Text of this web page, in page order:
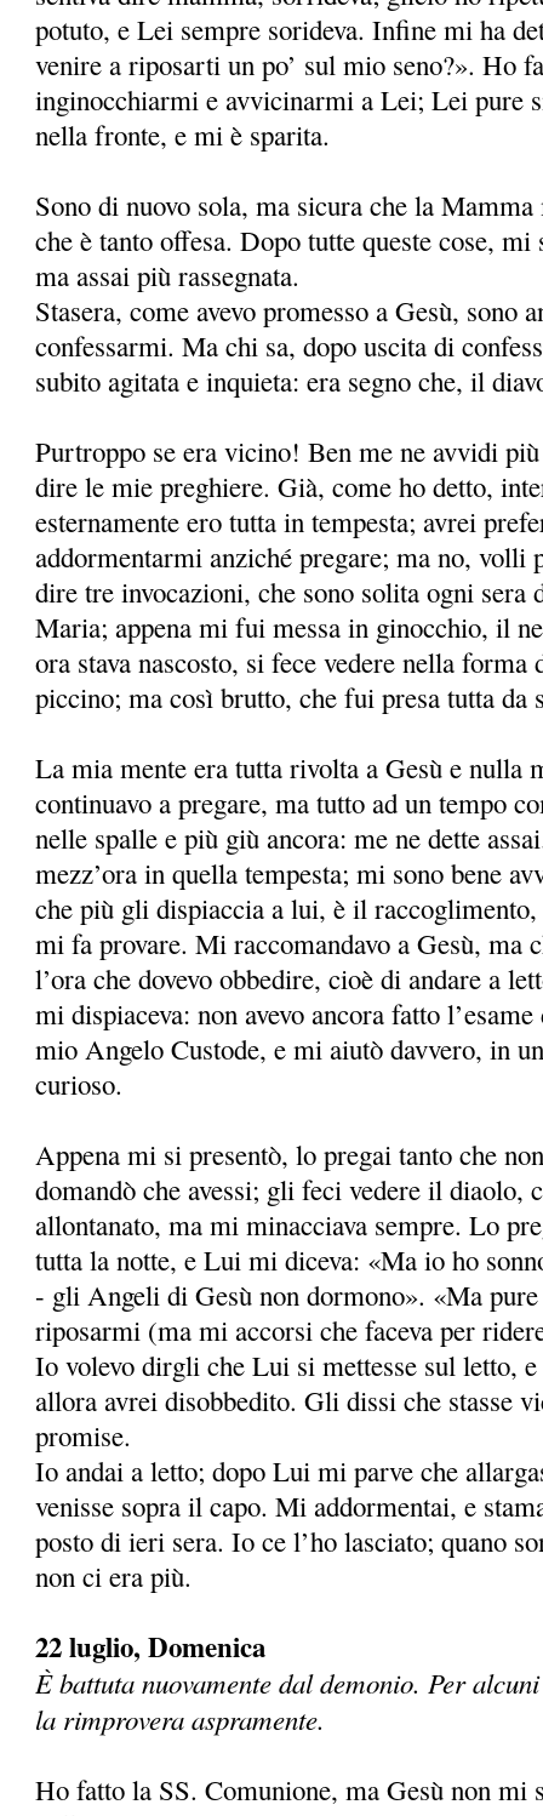
potuto, e Lei sempre sorideva. Infine mi ha
venire a riposarti un po’ sul mio seno?». Ho
inginocchiarmi e avvicinarmi a Lei; Lei pure
nella fronte, e mi è sparita.
Sono di nuovo sola, ma sicura che la
che è tanto offesa. Dopo tutte queste cose,
ma assai più rassegnata.
Stasera, come avevo promesso a Gesù, sono
confessarmi. Ma chi sa, dopo uscita di
subito agitata e inquieta: era segno che, il
Purtroppo se era vicino! Ben me ne avvidi
dire le mie preghiere. Già, come ho detto,
esternamente ero tutta in tempesta; avrei
addormentarmi anziché pregare; ma no, volli
dire tre invocazioni, che sono solita ogni sera
Maria; appena mi fui messa in ginocchio, il
ora stava nascosto, si fece vedere nella
piccino; ma così brutto, che fui presa tutta da
La mia mente era tutta rivolta a Gesù e nulla
continuavo a pregare, ma tutto ad un tempo
nelle spalle e più giù ancora: me ne dette
mezz’ora in quella tempesta; mi sono bene
che più gli dispiaccia a lui, è il raccoglimento,
mi fa provare. Mi raccomandavo a Gesù, ma
l’ora che dovevo obbedire, cioè di andare a
mi dispiaceva: non avevo ancora fatto
mio Angelo Custode, e mi aiutò davvero, in
curioso.
Appena mi si presentò, lo pregai tanto che
domandò che avessi; gli feci vedere il diaolo,
allontanato, ma mi minacciava sempre. Lo
tutta la notte, e Lui mi diceva: «Ma io ho
- gli Angeli di Gesù non dormono». «Ma pure
riposarmi (ma mi accorsi che faceva per
Io volevo dirgli che Lui si mettesse sul letto,
allora avrei disobbedito. Gli dissi che stasse
promise.
Io andai a letto; dopo Lui mi parve che
venisse sopra il capo. Mi addormentai, e
posto di ieri sera. Io ce l’ho lasciato; quano
non ci era più.
22 luglio, Domenica
È battuta nuovamente dal demonio. Per
la rimprovera aspramente.
Ho fatto la SS. Comunione, ma Gesù non mi